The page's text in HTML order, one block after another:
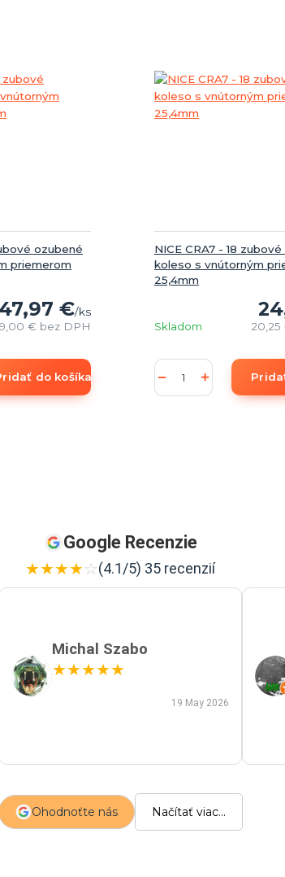
ozubené
priemerom
47,97 €/ks
€ bez DPH
do košíka
NICE CRA7 - 18
koleso s vnútorným
25,4mm
20,25
Skladom
Google Recenzie
★★★★☆(4.1/5) 35 recenzií
Michal Szabo
★★★★★
19 May 2026
Ohodnoťte nás Načítať viac...